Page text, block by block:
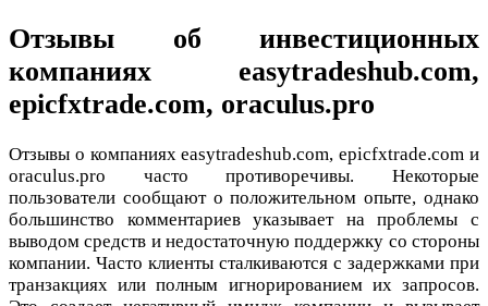
Отзывы об инвестиционных
компаниях easytradeshub.com,
epicfxtrade.com, oraculus.pro
Отзывы о компаниях easytradeshub.com, epicfxtrade.com и
oraculus.pro часто противоречивы. Некоторые
пользователи сообщают о положительном опыте, однако
большинство комментариев указывает на проблемы с
выводом средств и недостаточную поддержку со стороны
компании. Часто клиенты сталкиваются с задержками при
транзакциях или полным игнорированием их запросов.